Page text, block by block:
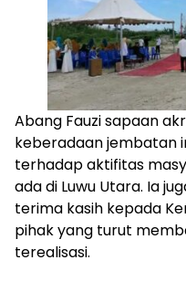
Abang Fauzi sapaan
keberadaan jembatan
terhadap aktifitas
ada di Luwu Utara. Ia
terima kasih kepada
pihak yang turut
terealisasi.